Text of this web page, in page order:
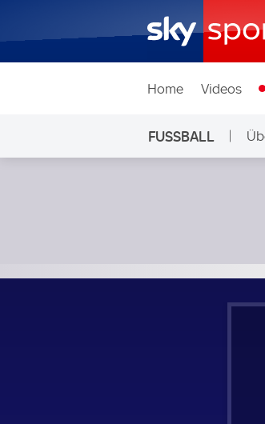
Home Videos
FUSSBALL